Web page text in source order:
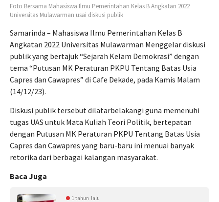
Foto Bersama Mahasiswa Ilmu Pemerintahan Kelas B Angkatan 2022
Universitas Mulawarman usai diskusi publik
Samarinda – Mahasiswa Ilmu Pemerintahan Kelas B
Angkatan 2022 Universitas Mulawarman Menggelar diskusi
publik yang bertajuk “Sejarah Kelam Demokrasi” dengan
tema “Putusan MK Peraturan PKPU Tentang Batas Usia
Capres dan Cawapres” di Cafe Dekade, pada Kamis Malam
(14/12/23).
Diskusi publik tersebut dilatarbelakangi guna memenuhi
tugas UAS untuk Mata Kuliah Teori Politik, bertepatan
dengan Putusan MK Peraturan PKPU Tentang Batas Usia
Capres dan Cawapres yang baru-baru ini menuai banyak
retorika dari berbagai kalangan masyarakat.
Baca Juga
1 tahun lalu